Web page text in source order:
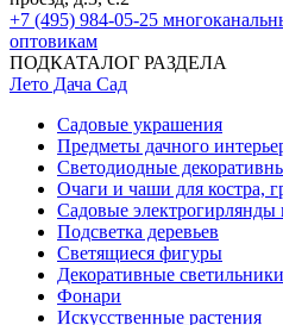
+7 (495) 984-05-25
оптовикам
ПОДКАТАЛОГ РАЗДЕЛА
Лето Дача Сад
Садовые украшения
Предметы дачного
Светодиодные
Очаги и чаши для костра,
Садовые электрогирлянды
Подсветка деревьев
Светящиеся фигуры
Декоративные светильники
Фонари
Искусственные растения